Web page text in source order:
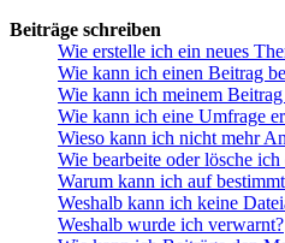
Beiträge schreiben
Wie erstelle ich ein neues
Wie kann ich einen Beitrag
Wie kann ich meinem
Wie kann ich eine Umfrage
Wieso kann ich nicht mehr
Wie bearbeite oder lösche
Warum kann ich auf
Weshalb kann ich keine
Weshalb wurde ich verwarnt?